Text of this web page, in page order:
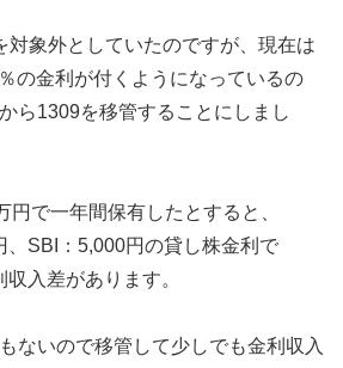
対象外としていたのですが、現在は
の金利が付くようになっているの
ら1309を移管することにしまし
円で一年間保有したとすると、
、SBI：5,000円の貸し株金利で
入差があります。
ないので移管して少しでも金利収入